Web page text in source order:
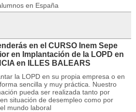
en España
en el CURSO Inem Sepe
en Implantación de la LOPD en
en ILLES BALEARS
la LOPD en su propia empresa o en
sencilla y muy práctica. Nuestro
pueda ser realizada tanto por
situación de desempleo como por
mundo laboral